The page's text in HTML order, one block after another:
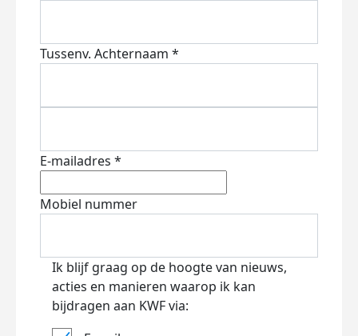
Tussenv. Achternaam *
E-mailadres *
Mobiel nummer
Ik blijf graag op de hoogte van nieuws,
acties en manieren waarop ik kan
bijdragen aan KWF via: